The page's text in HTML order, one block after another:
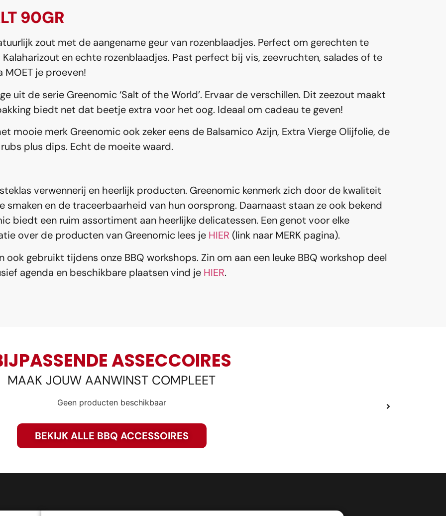
90GR
zout met de aangename geur van rozenblaadjes. Perfect om gerechten te
en echte rozenblaadjes. Past perfect bij vis, zeevruchten, salades of te
je proeven!
uit de serie Greenomic ‘Salt of the World’. Ervaar de verschillen. Dit zeezout maakt
biedt net dat beetje extra voor het oog. Ideaal om cadeau te geven!
mooie merk Greenomic ook zeker eens de Balsamico Azijn, Extra Vierge Olijfolie, de
plus dips. Echt de moeite waard.
verwennerij en heerlijk producten. Greenomic kenmerk zich door de kwaliteit
en de traceerbaarheid van hun oorsprong. Daarnaast staan ze ook bekend
biedt een ruim assortiment aan heerlijke delicatessen. Een genot voor elke
over de producten van Greenomic lees je HIER (link naar MERK pagina).
gebruikt tijdens onze BBQ workshops. Zin om aan een leuke BBQ workshop deel
agenda en beschikbare plaatsen vind je HIER.
ASSECCOIRES
MAAK JOUW AANWINST COMPLEET
Geen producten beschikbaar
BEKIJK ALLE BBQ ACCESSOIRES